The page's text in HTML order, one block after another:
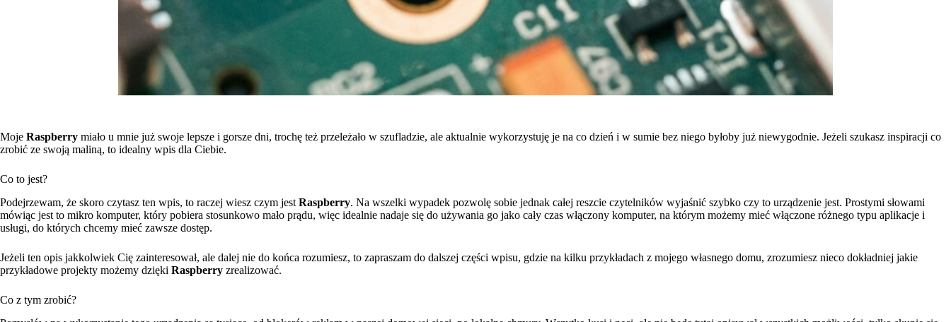
Moje Raspberry miało u mnie już swoje lepsze i gorsze dni, trochę też przeleżało w szufladzie, ale aktualnie wykorzystuję je na co dzień i w sumie bez niego byłoby już niewygodnie. Jeżeli szukasz inspiracji co
zrobić ze swoją maliną, to idealny wpis dla Ciebie.
Co to jest?
Podejrzewam, że skoro czytasz ten wpis, to raczej wiesz czym jest Raspberry. Na wszelki wypadek pozwolę sobie jednak całej reszcie czytelników wyjaśnić szybko czy to urządzenie jest. Prostymi słowami
mówiąc jest to mikro komputer, który pobiera stosunkowo mało prądu, więc idealnie nadaje się do używania go jako cały czas włączony komputer, na którym możemy mieć włączone różnego typu aplikacje i
usługi, do których chcemy mieć zawsze dostęp.
Jeżeli ten opis jakkolwiek Cię zainteresował, ale dalej nie do końca rozumiesz, to zapraszam do dalszej części wpisu, gdzie na kilku przykładach z mojego własnego domu, zrozumiesz nieco dokładniej jakie
przykładowe projekty możemy dzięki Raspberry zrealizować.
Co z tym zrobić?